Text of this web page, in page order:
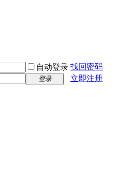
自动登录 找回密码
登录 立即注册